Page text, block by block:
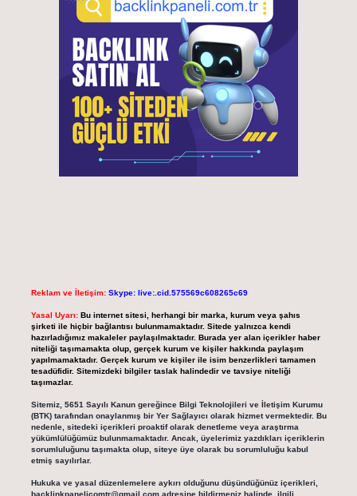
Reklam ve İletişim: Skype: live:.cid.575569c608265c69
Yasal Uyarı: Bu internet sitesi, herhangi bir marka, kurum veya şahıs
şirketi ile hiçbir bağlantısı bulunmamaktadır. Sitede yalnızca kendi
hazırladığımız makaleler paylaşılmaktadır. Burada yer alan içerikler haber
niteliği taşımamakta olup, gerçek kurum ve kişiler hakkında paylaşım
yapılmamaktadır. Gerçek kurum ve kişiler ile isim benzerlikleri tamamen
tesadüfidir. Sitemizdeki bilgiler taslak halindedir ve tavsiye niteliği
taşımazlar.
Sitemiz, 5651 Sayılı Kanun gereğince Bilgi Teknolojileri ve İletişim Kurumu
(BTK) tarafından onaylanmış bir Yer Sağlayıcı olarak hizmet vermektedir. Bu
nedenle, sitedeki içerikleri proaktif olarak denetleme veya araştırma
yükümlülüğümüz bulunmamaktadır. Ancak, üyelerimiz yazdıkları içeriklerin
sorumluluğunu taşımakta olup, siteye üye olarak bu sorumluluğu kabul
etmiş sayılırlar.
Hukuka ve yasal düzenlemelere aykırı olduğunu düşündüğünüz içerikleri,